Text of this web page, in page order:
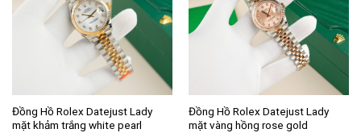
Đồng Hồ Rolex Datejust Lady
mặt khảm trắng white pearl
Đồng Hồ Rolex Datejust Lady
mặt vàng hồng rose gold